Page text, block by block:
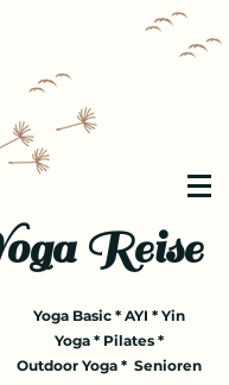
Reise
Yoga Basic * AYI * Yin
Yoga * Pilates *
Outdoor Yoga * Senioren